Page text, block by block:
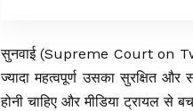
सुनवाई (Supreme Court on
ज्यादा महत्वपूर्ण उसका सुरक्षित
होनी चाहिए और मीडिया ट्रायल से